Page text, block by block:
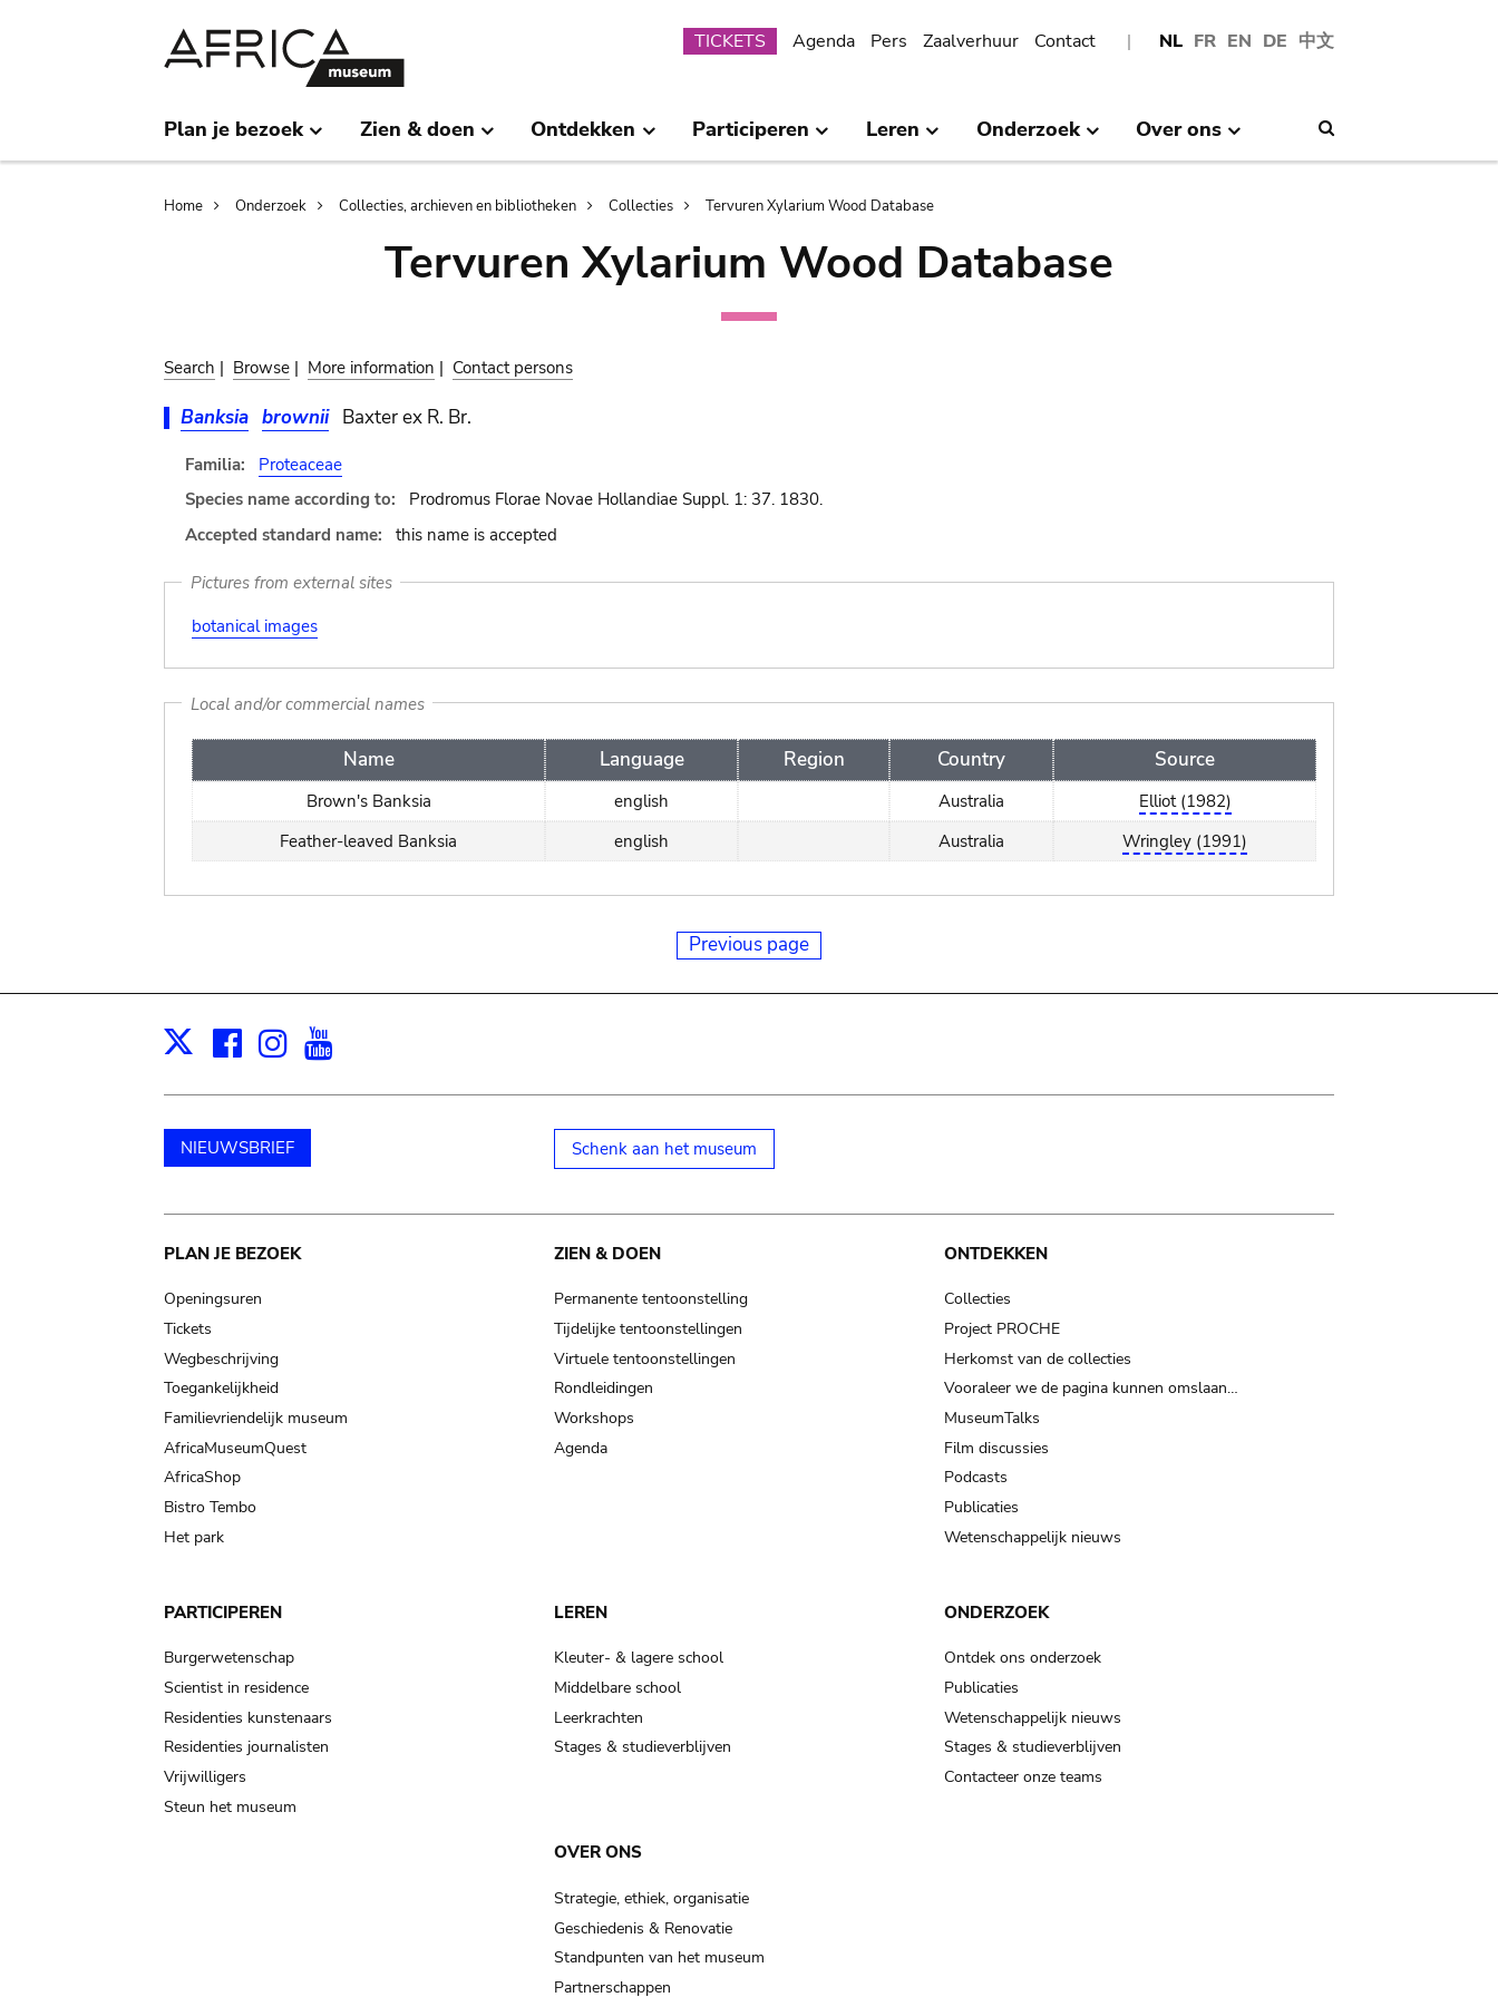
NL FR EN DE 中文
Submenu
TICKETS Agenda Pers Zaalverhuur Contact
Plan je bezoek Zien & doen Ontdekken Participeren Leren Onderzoek Over ons
Breadcrumb
Home Onderzoek Collecties, archieven en bibliotheken Collecties Tervuren Xylarium Wood Database
Tervuren Xylarium Wood Database
Search | Browse | More information | Contact persons
Banksia brownii Baxter ex R. Br.
Familia:
Proteaceae
Species name according to:
Prodromus Florae Novae Hollandiae Suppl. 1: 37. 1830.
Accepted standard name:
this name is accepted
Pictures from external sites
botanical images
Local and/or commercial names
Name Language Region Country Source
Brown's Banksia english Australia
Elliot (1982)
Feather-leaved Banksia
english Australia Wringley (1991)
Previous page
X Facebook
Instagram
NIEUWSBRIEF Schenk aan het museum
Main
navigation
PLAN JE BEZOEK
Openingsuren
Tickets
Wegbeschrijving
Toegankelijkheid
Familievriendelijk museum
AfricaMuseumQuest
AfricaShop
Bistro Tembo
Het park
ZIEN & DOEN
Permanente tentoonstelling
Tijdelijke tentoonstellingen
Virtuele tentoonstellingen
Rondleidingen
Workshops
Agenda
ONTDEKKEN
Collecties
Project PROCHE
Herkomst van de collecties
Vooraleer we de pagina kunnen omslaan…
MuseumTalks
Film discussies
Podcasts
Publicaties
Wetenschappelijk nieuws
PARTICIPEREN
Burgerwetenschap
Scientist in residence
Residenties kunstenaars
Residenties journalisten
Vrijwilligers
Steun het museum
LEREN
Kleuter- & lagere school
Middelbare school
Leerkrachten
Stages & studieverblijven
ONDERZOEK
Ontdek ons onderzoek
Publicaties
Wetenschappelijk nieuws
Stages & studieverblijven
Contacteer onze teams
OVER ONS
Strategie, ethiek, organisatie
Geschiedenis & Renovatie
Standpunten van het museum
Partnerschappen